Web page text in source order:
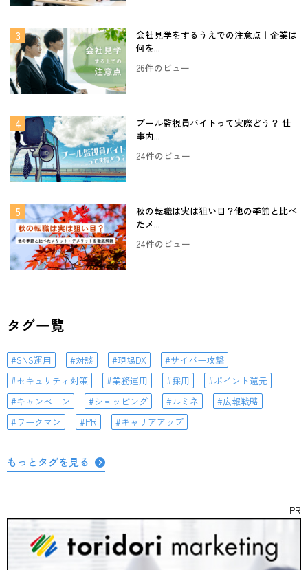
会社見学をするうえでの注意点｜企業は
何を...
26件のビュー
プール監視員バイトって実際どう？ 仕
事内...
24件のビュー
秋の転職は実は狙い目？他の季節と比べ
たメ...
24件のビュー
タグ一覧
SNS運用 対談 現場DX
サイバー攻撃
セキュリティ対策
業務運用 採用
ポイント還元
キャンペーン
ショッピング ルミネ
広報戦略
ワークマン
PR キャリアアップ
もっとタグを見る
PR